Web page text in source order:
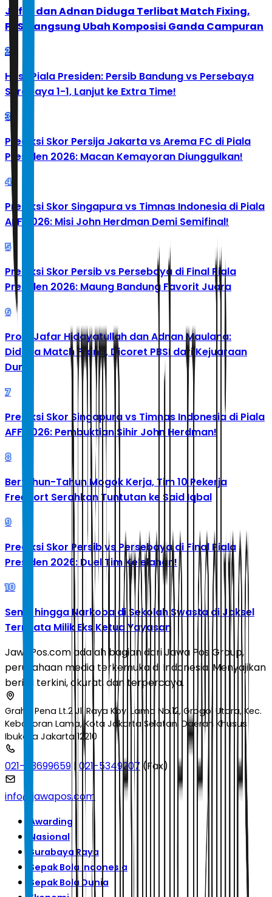
Jafar dan Adnan Diduga Terlibat Match Fixing,
PBSI Langsung Ubah Komposisi Ganda Campuran
2
Hasil Piala Presiden: Persib Bandung vs Persebaya
Surabaya 1-1, Lanjut ke Extra Time!
3
Prediksi Skor Persija Jakarta vs Arema FC di Piala
Presiden 2026: Macan Kemayoran Diunggulkan!
4
Prediksi Skor Singapura vs Timnas Indonesia di Piala
AFF 2026: Misi John Herdman Demi Semifinal!
5
Prediksi Skor Persib vs Persebaya di Final Piala
Presiden 2026: Maung Bandung Favorit Juara
6
Profil Jafar Hidayatullah dan Adnan Maulana:
Diduga Match Fixing, Dicoret PBSI dari Kejuaraan
Dunia
7
Prediksi Skor Singapura vs Timnas Indonesia di Piala
AFF 2026: Pembuktian Sihir John Herdman!
8
Bertahun-Tahun Mogok Kerja, Tim 10 Pekerja
Freeport Serahkan Tuntutan ke Said Iqbal
9
Prediksi Skor Persib vs Persebaya di Final Piala
Presiden 2026: Duel Tim Kelelahan!
10
Senpi hingga Narkoba di Sekolah Swasta di Jaksel
Ternyata Milik Eks Ketua Yayasan
JawaPos.com adalah bagian dari Jawa Pos Group,
perusahaan media terkemuka di Indonesia. Menyajikan
berita terkini, akurat, dan terpercaya.
Graha Pena Lt.2 Jl. Raya Kby. Lama No.12, Grogol Utara, Kec.
Kebayoran Lama, Kota Jakarta Selatan, Daerah Khusus
Ibukota Jakarta 12210
021-53699659 | 021-5349207 (Fax)
info@jawapos.com
Awarding
Nasional
Surabaya Raya
Sepak Bola Indonesia
Sepak Bola Dunia